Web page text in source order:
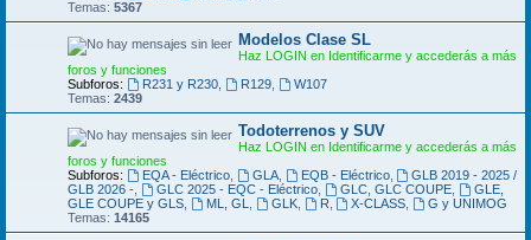
Temas: 5367
Modelos Clase SL
Haz LOGIN en Identificarme y accederás a más
foros y funciones
Subforos:
R231 y R230, R129,
W107
Temas: 2439
Todoterrenos y SUV
Haz LOGIN en Identificarme y accederás a más
foros y funciones
Subforos:
EQA - Eléctrico, GLA, EQB - Eléctrico,
GLB 2019 - 2025 /
GLB 2026 -
GLC 2025 - EQC - Eléctrico, GLC, GLC COUPE,
GLE,
GLE COUPE y GLS
ML, GL GLK, R X-CLASS
G y UNIMOG
Temas: 14165